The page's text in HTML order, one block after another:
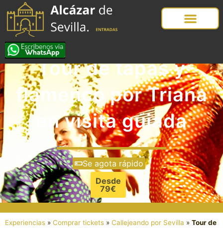
Tour de tapas y
flamenco por Triana
en visita guiada
Se agota rápido
Desde
79€
Experiencias » Comprar tickets » Callejeando por Sevilla » Tour de